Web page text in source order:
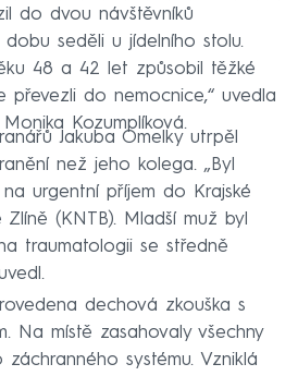
do dvou návštěvníků
seděli u jídelního stolu.
48 a 42 let způsobil těžké
převezli do nemocnice,“ uvedla
Kozumplíková.
Jakuba Omelky utrpěl
než jeho kolega. „Byl
urgentní příjem do Krajské
(KNTB). Mladší muž byl
traumatologii se středně
dechová zkouška s
Na místě zasahovaly všechny
systému. Vzniklá